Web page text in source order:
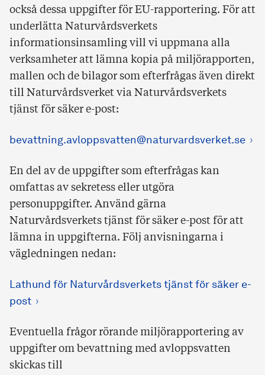
också dessa uppgifter för EU-rapportering. För att
underlätta Naturvårdsverkets
informationsinsamling vill vi uppmana alla
verksamheter att lämna kopia på miljörapporten,
mallen och de bilagor som efterfrågas även direkt
till Naturvårdsverket via Naturvårdsverkets
tjänst för säker e-post:
bevattning.avloppsvatten@naturvardsverket.se
En del av de uppgifter som efterfrågas kan
omfattas av sekretess eller utgöra
personuppgifter. Använd gärna
Naturvårdsverkets tjänst för säker e-post för att
lämna in uppgifterna. Följ anvisningarna i
vägledningen nedan:
Lathund för Naturvårdsverkets tjänst för säker e-
post
Eventuella frågor rörande miljörapportering av
uppgifter om bevattning med avloppsvatten
skickas till